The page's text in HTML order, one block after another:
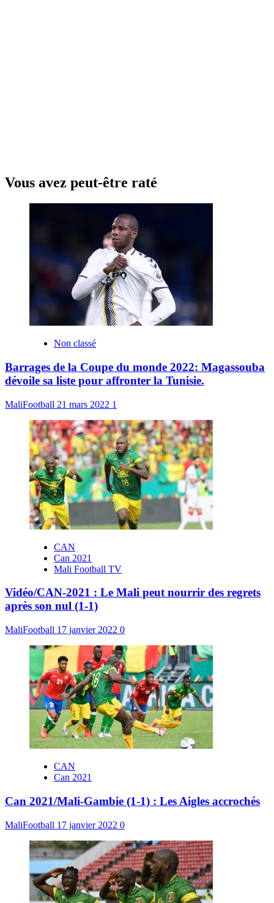
Vous avez peut-être raté
Non classé
Barrages de la Coupe du monde 2022: Magassouba
dévoile sa liste pour affronter la Tunisie.
MaliFootball 21 mars 2022 1
CAN
Can 2021
Mali Football TV
Vidéo/CAN-2021 : Le Mali peut nourrir des regrets
après son nul (1-1)
MaliFootball 17 janvier 2022 0
CAN
Can 2021
Can 2021/Mali-Gambie (1-1) : Les Aigles accrochés
MaliFootball 17 janvier 2022 0